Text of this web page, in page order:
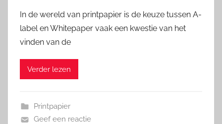
In de wereld van printpapier is de keuze tussen A-
label en Whitepaper vaak een kwestie van het
vinden van de
Verder lezen
Printpapier
Geef een reactie